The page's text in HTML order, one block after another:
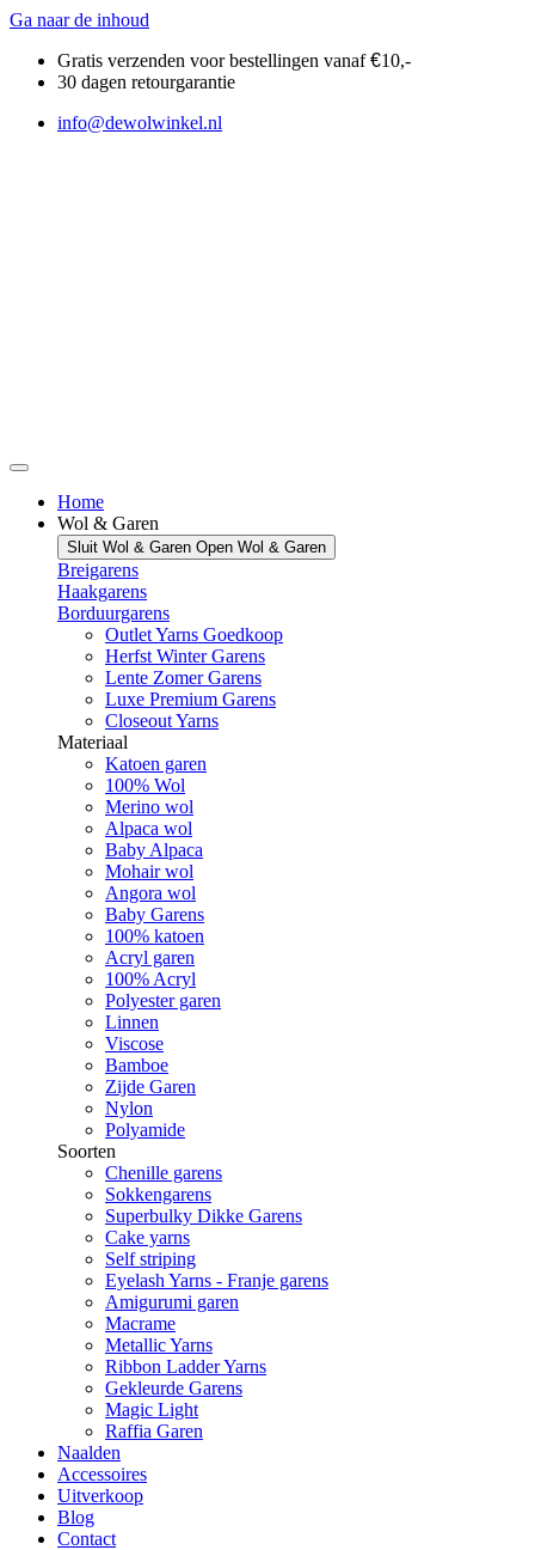
Ga naar de inhoud
Gratis verzenden voor bestellingen vanaf€10,-
30 dagen retourgarantie
info@dewolwinkel.nl
Home
Wol & Garen
Sluit Wol & Garen Open Wol & Garen
Breigarens
Haakgarens
Borduurgarens
Outlet Yarns Goedkoop
Herfst Winter Garens
Lente Zomer Garens
Luxe Premium Garens
Closeout Yarns
Materiaal
Katoen garen
100% Wol
Merino wol
Alpaca wol
Baby Alpaca
Mohair wol
Angora wol
Baby Garens
100% katoen
Acryl garen
100% Acryl
Polyester garen
Linnen
Viscose
Bamboe
Zijde Garen
Nylon
Polyamide
Soorten
Chenille garens
Sokkengarens
Superbulky Dikke Garens
Cake yarns
Self striping
Eyelash Yarns - Franje garens
Amigurumi garen
Macrame
Metallic Yarns
Ribbon Ladder Yarns
Gekleurde Garens
Magic Light
Raffia Garen
Naalden
Accessoires
Uitverkoop
Blog
Contact